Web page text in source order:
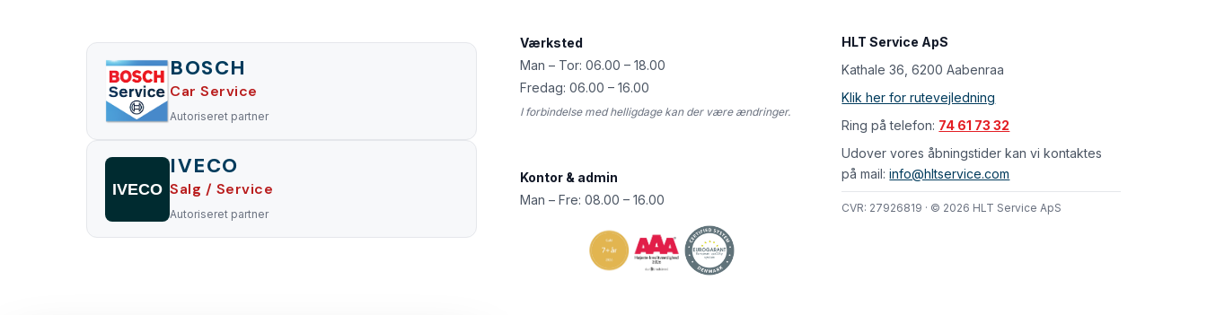
BOSCH
Car Service
Autoriseret partner
IVECO
IVECO
Salg / Service
Autoriseret partner
Værksted
Man – Tor: 06.00 – 18.00
Fredag: 06.00 – 16.00
I forbindelse med helligdage kan der være ændringer.
Kontor & admin
Man – Fre: 08.00 – 16.00
HLT Service ApS
Kathale 36, 6200 Aabenraa
Klik her for rutevejledning
Ring på telefon: 74 61 73 32
Udover vores åbningstider kan vi kontaktes
på mail:info@hltservice.com
CVR: 27926819 · © 2026 HLT Service ApS